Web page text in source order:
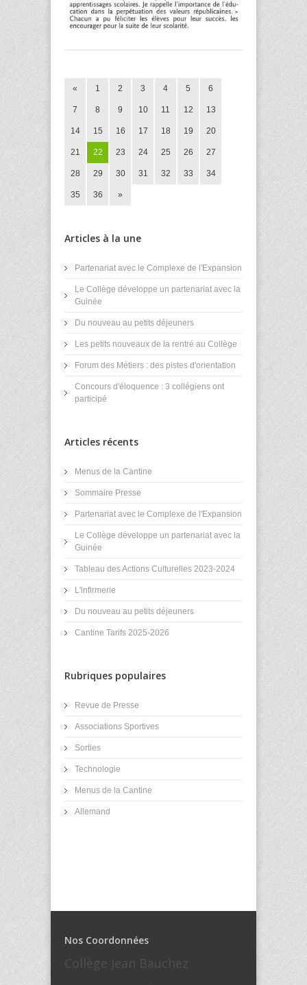
« 1 2 3 4 5 6
7 8 9 10 11 12 13
14 15 16 17 18 19 20
21 22 23 24 25 26 27
28 29 30 31 32 33 34
35 36 »
Articles à la une
Partenariat avec le Complexe de l'Expansion
Le Collège développe un partenariat avec la
Guinée
Du nouveau au petits déjeuners
Les petits nouveaux de la rentré au Collège
Forum des Métiers : des pistes d'orientation
Concours d'éloquence : 3 collégiens ont
participé
Articles récents
Menus de la Cantine
Sommaire Presse
Partenariat avec le Complexe de l'Expansion
Le Collège développe un partenariat avec la
Guinée
Tableau des Actions Culturelles 2023-2024
L'infirmerie
Du nouveau au petits déjeuners
Cantine Tarifs 2025-2026
Rubriques populaires
Revue de Presse
Associations Sportives
Sorties
Technologie
Menus de la Cantine
Allemand
Nos Coordonnées
Collège Jean Bauchez